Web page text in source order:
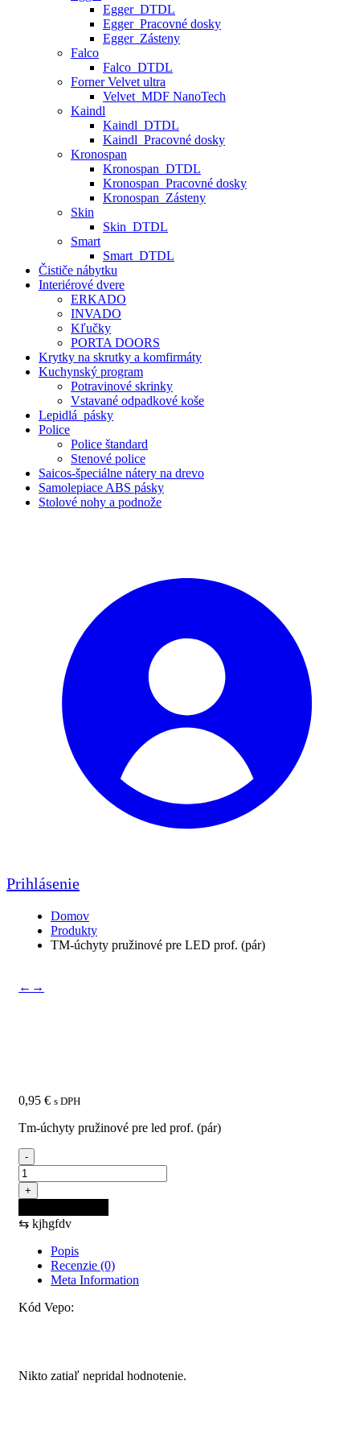
Egger_DTDL
Egger_Pracovné dosky
Egger_Zásteny
Falco
Falco_DTDL
Forner Velvet ultra
Velvet_MDF NanoTech
Kaindl
Kaindl_DTDL
Kaindl_Pracovné dosky
Kronospan
Kronospan_DTDL
Kronospan_Pracovné dosky
Kronospan_Zásteny
Skin
Skin_DTDL
Smart
Smart_DTDL
Čističe nábytku
Interiérové dvere
ERKADO
INVADO
Kľučky
PORTA DOORS
Krytky na skrutky a komfirmáty
Kuchynský program
Potravinové skrinky
Vstavané odpadkové koše
Lepidlá_pásky
Police
Police štandard
Stenové police
Saicos-špeciálne nátery na drevo
Samolepiace ABS pásky
Stolové nohy a podnože
Prihlásenie
Domov
Produkty
TM-úchyty pružinové pre LED prof. (pár)
← →
0,95 € s DPH
Tm-úchyty pružinové pre led prof. (pár)
-
množstvo
TM-
úchyty
pružinové
pre
prof.
(pár)
+
⇆ kjhgfdv
Popis
Recenzie (0)
Meta Information
Kód Vepo:
Nikto zatiaľ nepridal hodnotenie.